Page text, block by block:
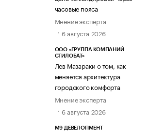
часовые пояса
Мнение эксперта
6 августа 2026
ООО «ГРУППА КОМПАНИЙ
СТИЛОБАТ»
Лев Мазараки о том, как
меняется архитектура
городского комфорта
Мнение эксперта
6 августа 2026
М9 ДЕВЕЛОПМЕНТ